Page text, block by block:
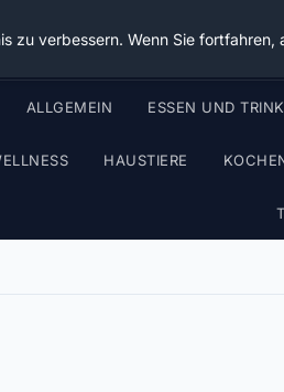
ALLGEMEIN ESSEN UND
HAUSTIERE
zu verbessern. Wenn Sie